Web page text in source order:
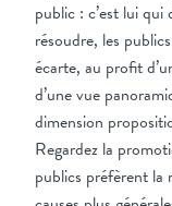
public : c’est lui
résoudre, les
écarte, au profit
d’une vue
dimension
Regardez la
publics préfèrent la